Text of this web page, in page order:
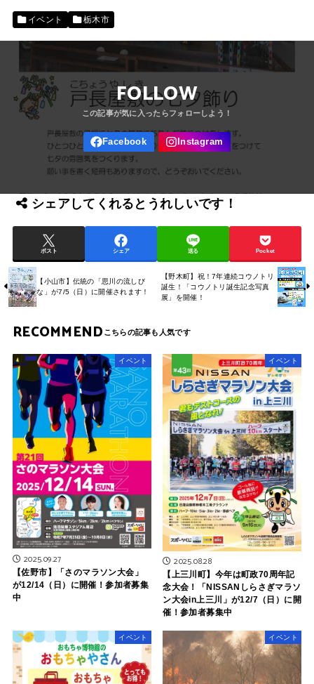
イベント 栃木市
FOLLOW
シェアしてくれるとうれしいです！
ポスト シェア 送る Pocket
【小山市】伝統の「思川の流しび
な」が7/5（日）に開催されます！
【野木町】祝！7年連続コウノトリ
誕生！「コウノトリ誕生記念写真
展」を開催！
RECOMMEND
イベント
2025.09.27
【佐野市】「さのマラソン大会」
が12/14（日）に開催！参加者募集
中
イベント
2025.08.28
【上三川町】今年は町政70周年記
念大会！「NISSANしらさぎマラソ
ン大会in上三川」が12/7（日）に開
催！参加者募集中
イベント イベント